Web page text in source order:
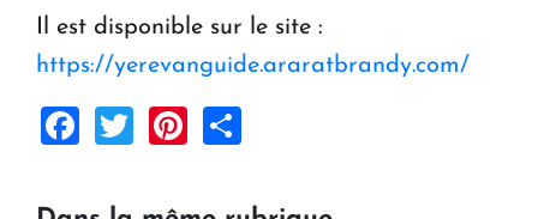
Il est disponible sur le site :
https://yerevanguide.araratbrandy.com/
Facebook
TwitterPinterest